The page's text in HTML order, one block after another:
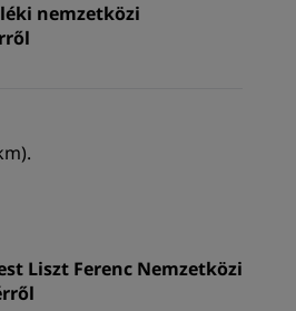
nemzetközi
Liszt Ferenc Nemzetközi